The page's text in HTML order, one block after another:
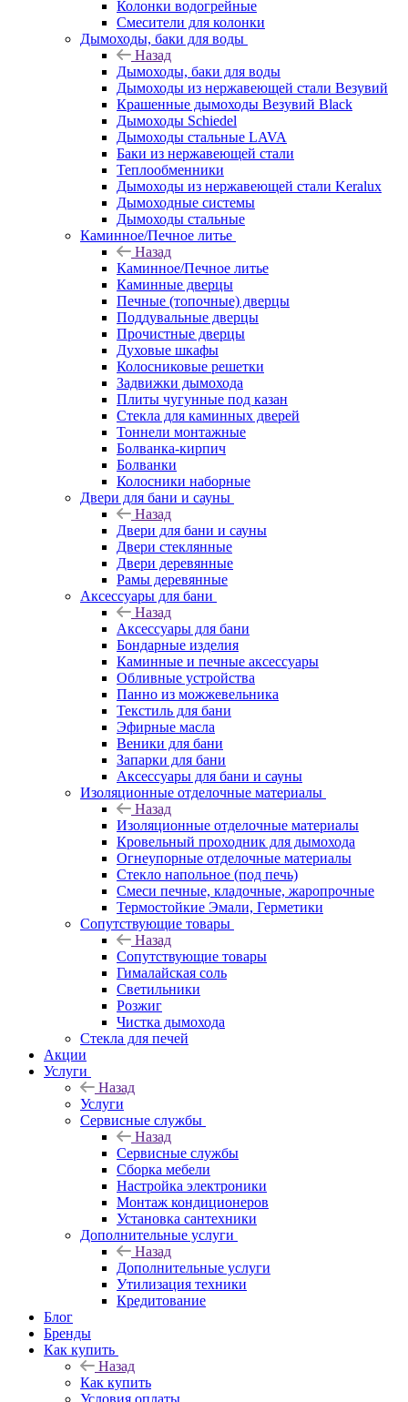
Колонки водогрейные
Смесители для колонки
Дымоходы, баки для воды
Назад
Дымоходы, баки для воды
Дымоходы из нержавеющей стали Везувий
Крашенные дымоходы Везувий Black
Дымоходы Schiedel
Дымоходы стальные LAVA
Баки из нержавеющей стали
Теплообменники
Дымоходы из нержавеющей стали Keralux
Дымоходные системы
Дымоходы стальные
Каминное/Печное литье
Назад
Каминное/Печное литье
Каминные дверцы
Печные (топочные) дверцы
Поддувальные дверцы
Прочистные дверцы
Духовые шкафы
Колосниковые решетки
Задвижки дымохода
Плиты чугунные под казан
Стекла для каминных дверей
Тоннели монтажные
Болванка-кирпич
Болванки
Колосники наборные
Двери для бани и сауны
Назад
Двери для бани и сауны
Двери стеклянные
Двери деревянные
Рамы деревянные
Аксессуары для бани
Назад
Аксессуары для бани
Бондарные изделия
Каминные и печные аксессуары
Обливные устройства
Панно из можжевельника
Текстиль для бани
Эфирные масла
Веники для бани
Запарки для бани
Аксессуары для бани и сауны
Изоляционные отделочные материалы
Назад
Изоляционные отделочные материалы
Кровельный проходник для дымохода
Огнеупорные отделочные материалы
Стекло напольное (под печь)
Смеси печные, кладочные, жаропрочные
Термостойкие Эмали, Герметики
Сопутствующие товары
Назад
Сопутствующие товары
Гималайская соль
Светильники
Розжиг
Чистка дымохода
Стекла для печей
Акции
Услуги
Назад
Услуги
Сервисные службы
Назад
Сервисные службы
Сборка мебели
Настройка электроники
Монтаж кондиционеров
Установка сантехники
Дополнительные услуги
Назад
Дополнительные услуги
Утилизация техники
Кредитование
Блог
Бренды
Как купить
Назад
Как купить
Условия оплаты